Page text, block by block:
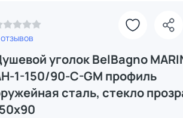
уголок BelBagno
1-150/90-C-GM профиль
сталь, стекло